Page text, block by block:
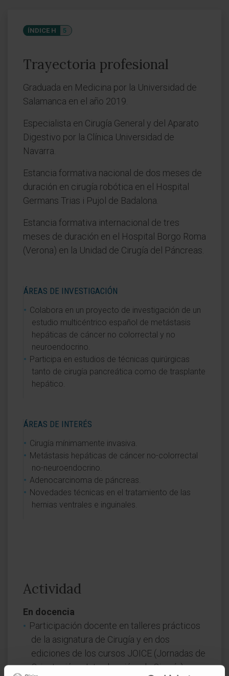
ÍNDICE H 5
Trayectoria profesional
Graduada en Medicina por la Universidad de
Salamanca en el año 2019.
Especialista en Cirugía General y del Aparato
Digestivo por la Clínica Universidad de
Navarra.
Estancia formativa nacional de dos meses de
duración en cirugía robótica en el Hospital
Germans Trias i Pujol de Badalona.
Estancia formativa internacional de tres
meses de duración en el Hospital Borgo Roma
(Verona) en la Unidad de Cirugía del Páncreas.
ÁREAS DE INVESTIGACIÓN
Colabora en un proyecto de investigación de un
estudio multicéntrico español de metástasis
hepáticas de cáncer no colorrectal y no
neuroendocrino.
Participa en estudios de técnicas quirúrgicas
tanto de cirugía pancreática como de trasplante
hepático.
ÁREAS DE INTERÉS
Cirugía mínimamente invasiva.
Metástasis hepáticas de cáncer no-colorrectal
no-neuroendocrino.
Adenocarcinoma de páncreas.
Novedades técnicas en el tratamiento de las
hernias ventrales e inguinales.
Actividad
En docencia
Participación docente en talleres prácticos
de la asignatura de Cirugía y en dos
ediciones de los cursos JOICE (Jornadas de
Orientación e Introducción a la Cirugía)